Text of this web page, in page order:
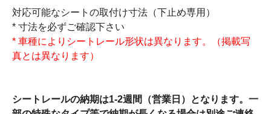
対応可能なシートの取付け寸法（下止め専用）
* 寸法を必ずご確認下さい
* 車種によりシートレール形状は異なります。（掲載写
真とは異なります）
シートレールの納期は1-2週間（営業日）となります。一